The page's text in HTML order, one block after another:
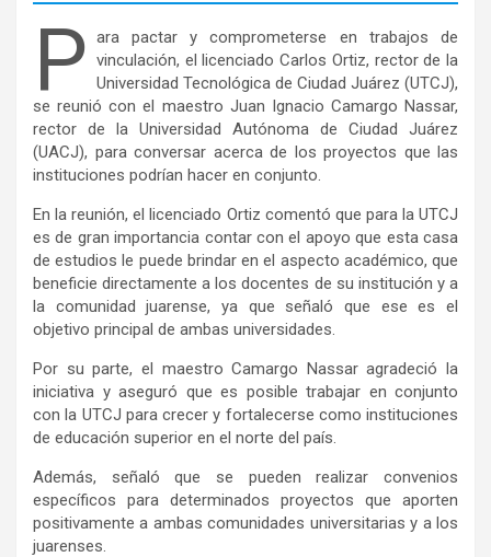
P ara pactar y comprometerse en trabajos de
vinculación, el licenciado Carlos Ortiz, rector de la
Universidad Tecnológica de Ciudad Juárez (UTCJ),
se reunió con el maestro Juan Ignacio Camargo Nassar,
rector de la Universidad Autónoma de Ciudad Juárez
(UACJ), para conversar acerca de los proyectos que las
instituciones podrían hacer en conjunto.
En la reunión, el licenciado Ortiz comentó que para la UTCJ
es de gran importancia contar con el apoyo que esta casa
de estudios le puede brindar en el aspecto académico, que
beneficie directamente a los docentes de su institución y a
la comunidad juarense, ya que señaló que ese es el
objetivo principal de ambas universidades.
Por su parte, el maestro Camargo Nassar agradeció la
iniciativa y aseguró que es posible trabajar en conjunto
con la UTCJ para crecer y fortalecerse como instituciones
de educación superior en el norte del país.
Además, señaló que se pueden realizar convenios
específicos para determinados proyectos que aporten
positivamente a ambas comunidades universitarias y a los
juarenses.